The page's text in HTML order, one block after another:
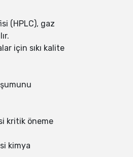
(HPLC), gaz
için sıkı kalite
kritik öneme
kimya